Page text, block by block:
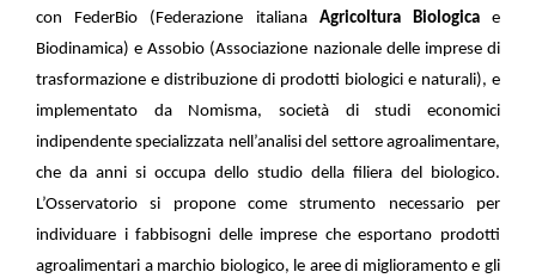
con FederBio (Federazione italiana Agricoltura Biologicae
Biodinamica) e Assobio (Associazione nazionale delle imprese di
trasformazione e distribuzione di prodotti biologici e naturali), e
implementato da Nomisma, società di studi economici
indipendente specializzata nell’analisi del settore agroalimentare,
che da anni si occupa dello studio della filiera del biologico.
L’Osservatorio si propone come strumento necessario per
individuare i fabbisogni delle imprese che esportano prodotti
agroalimentari a marchio biologico, le aree di miglioramento e gli